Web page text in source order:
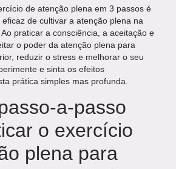
de atenção plena em 3 passos é
de cultivar a atenção plena na
praticar a consciência, a aceitação e
o poder da atenção plena para
reduzir o stress e melhorar o seu
e sinta os efeitos
prática simples mas profunda.
a-passo
o exercício
plena para